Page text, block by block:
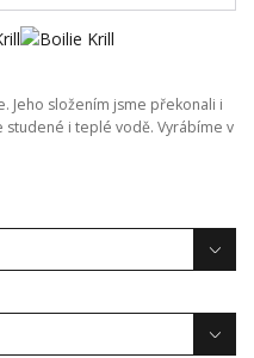
Jeho složením jsme překonali i
studené i teplé vodě. Vyrábíme v